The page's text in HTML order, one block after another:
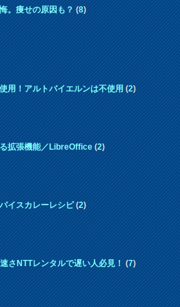
。痩せの原因も？(8)
用！アルトバイエルンは不使用(2)
拡張機能／LibreOffice(2)
イスカレーレシピ(2)
さNTTレンタルで遅い人必見！(7)